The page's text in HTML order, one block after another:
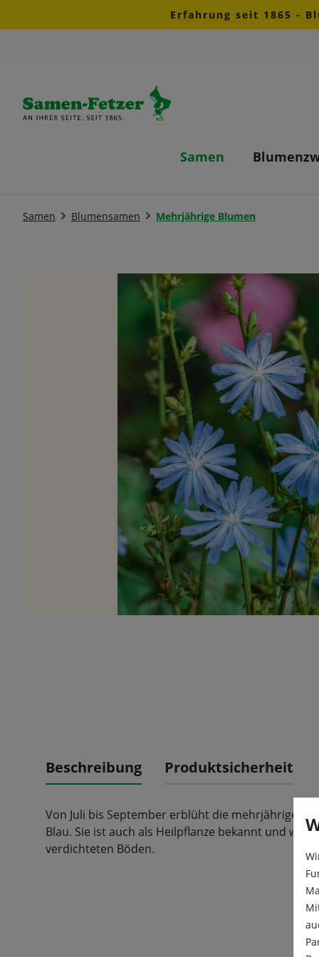
Zur Hauptnavigation springenErfahrung seit 1865 -
Samen
Samen Blumensamen Mehrjährige Blumen
Bildergalerie überspringen
Beschreibung Produktsicherheit
Von Juli bis September erblüht die mehrjährige
Blau. Sie ist auch als Heilpflanze bekannt und
verdichteten Böden.